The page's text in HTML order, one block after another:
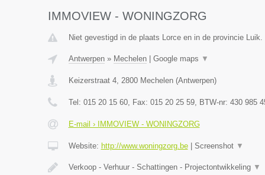
IMMOVIEW - WONINGZORG
Niet gevestigd in de plaats Lorce en in de provincie Luik.
Antwerpen» Mechelen| Google maps ▼
Keizerstraat 4, 2800 Mechelen(Antwerpen)
Tel: 015 20 15 60, Fax: 015 20 25 59, BTW-nr: 430 985
E-mail › IMMOVIEW - WONINGZORG
Website: http://www.woningzorg.be| Screenshot ▼
Verkoop - Verhuur - Schattingen - Projectontwikkeling ▼